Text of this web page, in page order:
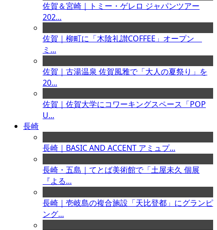
佐賀＆宮崎｜トミー・ゲレロ ジャパンツアー
202...
佐賀｜柳町に「木陰礼讃COFFEE」オープン
ミ...
佐賀｜古湯温泉 佐賀風雅で「大人の夏祭り」を
20...
佐賀｜佐賀大学にコワーキングスペース「POP
U...
長崎
長崎｜BASIC AND ACCENT アミュプ...
長崎・五島｜てとば美術館で「土屋未久 個展
『よる...
長崎｜壱岐島の複合施設「天比登都」にグランピ
ング...